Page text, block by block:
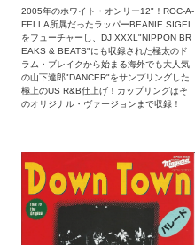
2005年のホワイト・オンリー12"！ROC-A-
FELLA所属だったラッパーBEANIE SIGEL
をフューチャーし、DJ XXXL"NIPPON BR
EAKS & BEATS"にも収録された極太のド
ラム・ブレイクから始まる海外でも大人気
の山下達郎"DANCER"をサンプリングした
極上のUS R&B仕上げ！カップリングはそ
のオリジナル・ヴァージョンまで収録！